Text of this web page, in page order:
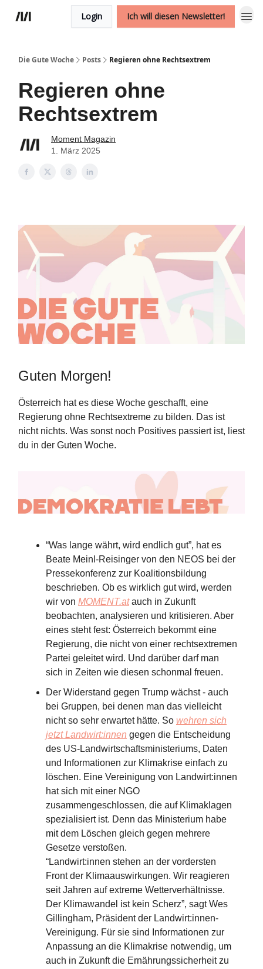
Login Ich will diesen Newsletter!
Die Gute Woche Posts Regieren ohne Rechtsextrem
Regieren ohne
Rechtsextrem
Moment Magazin
1. März 2025
Guten Morgen!
Österreich hat es diese Woche geschafft, eine
Regierung ohne Rechtsextreme zu bilden. Das ist
nicht nichts. Was sonst noch Positives passiert ist, liest
du in der Guten Woche.
“Was lange währt, wird endlich gut”, hat es
Beate Meinl-Reisinger von den NEOS bei der
Pressekonferenz zur Koalitionsbildung
beschrieben. Ob es wirklich gut wird, werden
wir von MOMENT.atauch in Zukunft
beobachten, analysieren und kritisieren. Aber
eines steht fest: Österreich bekommt eine
Regierung, die nicht von einer rechtsextremen
Partei geleitet wird. Und darüber darf man
sich in Zeiten wie diesen schonmal freuen.
Der Widerstand gegen Trump wächst - auch
bei Gruppen, bei denen man das vielleicht
nicht so sehr erwartet hätte. So wehren sich
jetzt Landwirt:innen gegen die Entscheidung
des US-Landwirtschaftsministeriums, Daten
und Informationen zur Klimakrise einfach zu
löschen. Eine Vereinigung von Landwirt:innen
hat sich mit einer NGO
zusammengeschlossen, die auf Klimaklagen
spezialisiert ist. Denn das Ministerium habe
mit dem Löschen gleich gegen mehrere
Gesetze verstoßen.
“Landwirt:innen stehen an der vordersten
Front der Klimaauswirkungen. Wir reagieren
seit Jahren auf extreme Wetterverhältnisse.
Der Klimawandel ist kein Scherz”, sagt Wes
Gillingham, Präsident der Landwirt:innen-
Vereinigung. Für sie sind Informationen zur
Anpassung an die Klimakrise notwendig, um
auch in Zukunft die Ernährungssicherheit zu